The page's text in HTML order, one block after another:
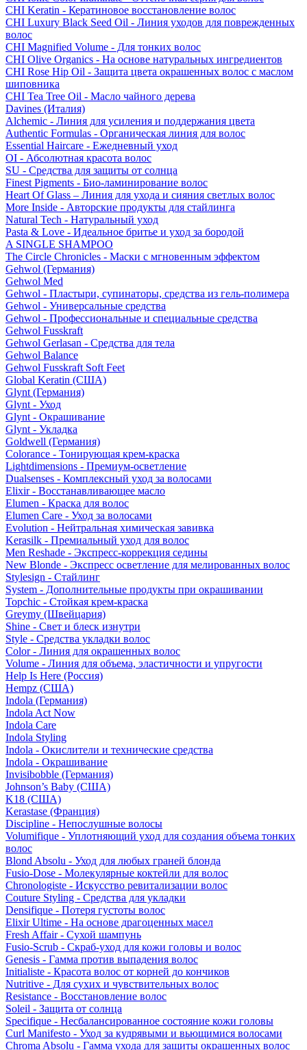
CHI Keratin - Кератиновое восстановление волос
CHI Luxury Black Seed Oil - Линия уходов для поврежденных
волос
CHI Magnified Volume - Для тонких волос
CHI Olive Organics - На основе натуральных ингредиентов
CHI Rose Hip Oil - Защита цвета окрашенных волос с маслом
шиповника
CHI Tea Tree Oil - Масло чайного дерева
Davines (Италия)
Alchemic - Линия для усиления и поддержания цвета
Authentic Formulas - Органическая линия для волос
Essential Haircare - Eжедневный уход
OI - Абсолютная красота волос
SU - Средства для защиты от солнца
Finest Pigments - Био-ламинирование волос
Heart Of Glass – Линия для ухода и сияния светлых волос
More Inside - Авторские продукты для стайлинга
Natural Tech - Натуральный уход
Pasta & Love - Идеальное бритье и уход за бородой
A SINGLE SHAMPOO
The Circle Chronicles - Маски с мгновенным эффектом
Gehwol (Германия)
Gehwol Med
Gehwol - Пластыри, супинаторы, средства из гель-полимера
Gehwol - Универсальные средства
Gehwol - Профессиональные и специальные средства
Gehwol Fusskraft
Gehwol Gerlasan - Средства для тела
Gehwol Balance
Gehwol Fusskraft Soft Feet
Global Keratin (США)
Glynt (Германия)
Glynt - Уход
Glynt - Окрашивание
Glynt - Укладка
Goldwell (Германия)
Colorance - Тонирующая крем-краска
Lightdimensions - Премиум-осветление
Dualsenses - Комплексный уход за волосами
Elixir - Восстанавливающее масло
Elumen - Краска для волос
Elumen Care - Уход за волосами
Evolution - Нейтральная химическая завивка
Kerasilk - Премиальный уход для волос
Men Reshade - Экспресс-коррекция седины
New Blonde - Экспресс осветление для мелированных волос
Stylesign - Стайлинг
System - Дополнительные продукты при окрашивании
Topchic - Стойкая крем-краска
Greymy (Швейцария)
Shine - Свет и блеск изнутри
Style - Средства укладки волос
Color - Линия для окрашенных волос
Volume - Линия для объема, эластичности и упругости
Help Is Here (Россия)
Hempz (США)
Indola (Германия)
Indola Act Now
Indola Care
Indola Styling
Indola - Окислители и технические средства
Indola - Окрашивание
Invisibobble (Германия)
Johnson’s Baby (США)
K18 (США)
Kerastase (Франция)
Discipline - Непослушные волосы
Volumifique - Уплотняющий уход для создания объема тонких
волос
Blond Absolu - Уход для любых граней блонда
Fusio-Dose - Молекулярные коктейли для волос
Chronologiste - Искусство ревитализации волос
Couture Styling - Средства для укладки
Densifique - Потеря густоты волос
Elixir Ultime - На основе драгоценных масел
Fresh Affair - Сухой шампунь
Fusio-Scrub - Скраб-уход для кожи головы и волос
Genesis - Гамма против выпадения волос
Initialiste - Красота волос от корней до кончиков
Nutritive - Для сухих и чувствительных волос
Resistance - Восстановление волос
Soleil - Защита от солнца
Specifique - Несбалансированное состояние кожи головы
Curl Manifesto - Уход за кудрявыми и вьющимися волосами
Chroma Absolu - Гамма ухода для защиты окрашенных волос